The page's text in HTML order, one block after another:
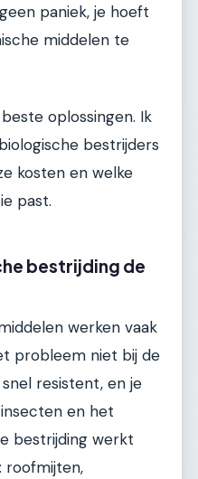
paniek, je hoeft
middelen te
oplossingen. Ik
bestrijders
kosten en welke
past.
bestrijding de
werken vaak
probleem niet bij de
resistent, en je
en het
bestrijding werkt
roofmijten,